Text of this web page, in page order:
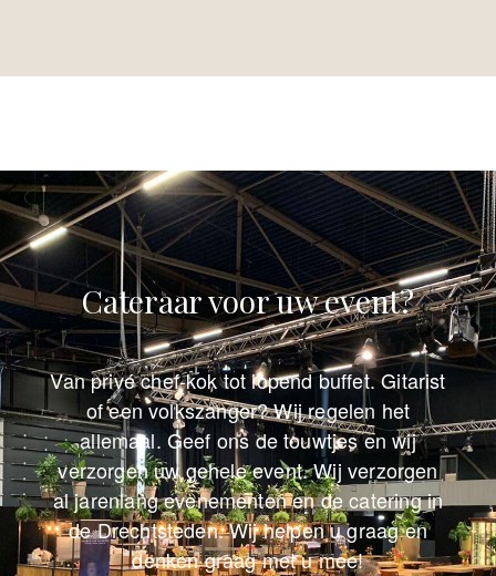
Cateraar voor uw event?
Van privé chef-kok tot lopend buffet. Gitarist
of een volkszanger? Wij regelen het
allemaal. Geef ons de touwtjes en wij
verzorgen uw gehele event. Wij verzorgen
al jarenlang evenementen en de catering in
de Drechtsteden. Wij helpen u graag en
denken graag met u mee!